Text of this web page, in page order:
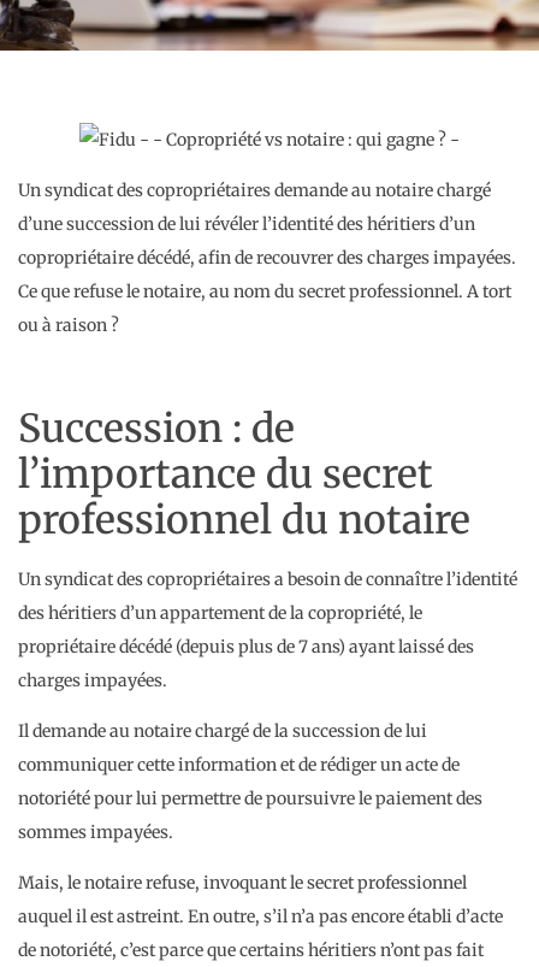
Un syndicat des copropriétaires demande au notaire chargé
d’une succession de lui révéler l’identité des héritiers d’un
copropriétaire décédé, afin de recouvrer des charges impayées.
Ce que refuse le notaire, au nom du secret professionnel. A tort
ou à raison ?
Succession : de
l’importance du secret
professionnel du notaire
Un syndicat des copropriétaires a besoin de connaître l’identité
des héritiers d’un appartement de la copropriété, le
propriétaire décédé (depuis plus de 7 ans) ayant laissé des
charges impayées.
Il demande au notaire chargé de la succession de lui
communiquer cette information et de rédiger un acte de
notoriété pour lui permettre de poursuivre le paiement des
sommes impayées.
Mais, le notaire refuse, invoquant le secret professionnel
auquel il est astreint. En outre, s’il n’a pas encore établi d’acte
de notoriété, c’est parce que certains héritiers n’ont pas fait